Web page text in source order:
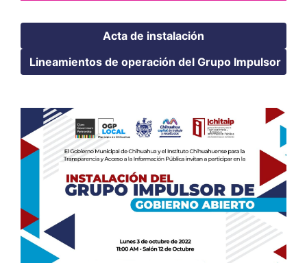
Acta de instalación
Lineamientos de operación del Grupo Impulsor